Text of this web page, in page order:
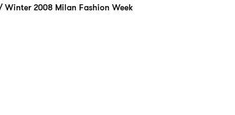
2008 Milan Fashion Week